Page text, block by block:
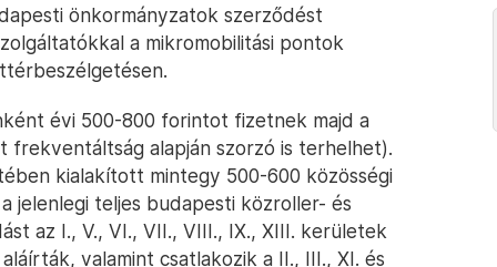
önkormányzatok szerződést
a mikromobilitási pontok
évi 500-800 forintot fizetnek majd a
alapján szorzó is terhelhet).
kialakított mintegy 500-600 közösségi
jelenlegi teljes budapesti közroller- és
az I., V., VI., VII., VIII., IX., XIII. kerületek
valamint csatlakozik a II., III., XI. és